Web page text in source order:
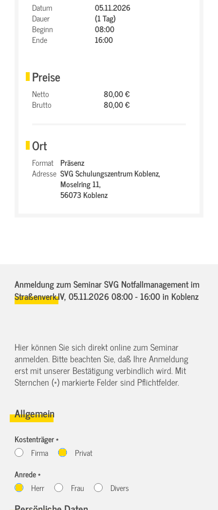
Datum
05.11.2026
Dauer
(1 Tag)
Beginn
08:00
Ende
16:00
Preise
Netto
80,00 €
Brutto
80,00 €
Ort
Format Präsenz
Adresse SVG Schulungszentrum Koblenz,
Moselring 11,
56073 Koblenz
Anmeldung zum Seminar SVG Notfallmanagement im
Straßenverk.IV, 05.11.2026 08:00 - 16:00in Koblenz
Hier können Sie sich direkt online zum Seminar
anmelden. Bitte beachten Sie, daß Ihre Anmeldung
erst mit unserer Bestätigung verbindlich wird. Mit
Sternchen (*) markierte Felder sind Pflichtfelder.
Allgemein
Kostenträger *
Firma
Privat
Anrede *
Herr
Frau Divers